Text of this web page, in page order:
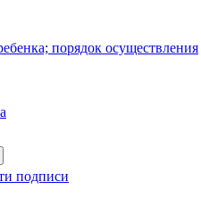
порядок осуществления
подписи